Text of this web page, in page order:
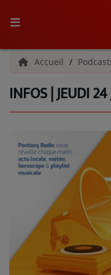
ACCUEIL
RADIO
L'ÉQUIPE
GRILLE DES PROGRAMMES
C'ÉTAIT QUOI CE TITRE ?
MÉDIAS
PODCASTS - SAISON 2026/
Accueil
INFOS | JEUDI